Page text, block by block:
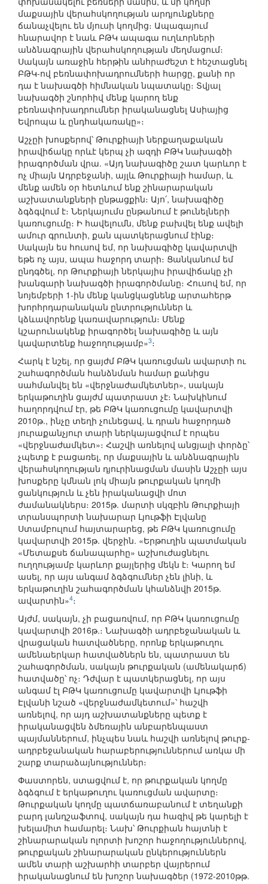
մաքսային վերահսկողության արդյունքները
ճանաչվելու են մյուսի կողմից։ Ապագայում
հնարավոր է նաև ԲԹԿ ապագա ուղևորների
անձնագրային վերահսկողության մեղմացում։
Սակայն առաջին հերթին անհրաժեշտ է հեշտացնել
ԲԹԿ-ով բեռնափոխադրումների հարցը, քանի որ
դա է նախագծի հիմնական նպատակը։ Տվյալ
նախագծի շնորհիվ մենք կարող ենք
բեռնափոխադրումներ իրականացնել Ասիայից
Եվրոպա և ընդհակառակը»։
Աշչըի խոսքերով՝ Թուրքիայի ներքաղաքական
իրավիճակը որևէ կերպ չի ազդի ԲԹԿ նախագծի
իրագործման վրա. «Այդ նախագիծը շատ կարևոր է
ոչ միայն Ադրբեջանի, այլև Թուրքիայի համար, և
մենք ամեն օր հետևում ենք շինարարական
աշխատանքների ընթացքին։ Այո՛, նախագիծը
ձգձգվում է։ Ներկայումս ընթանում է թունելների
կառուցումը։ Ի հավելումն, մենք բախվել ենք ավելի
ամուր գրունտի, քան պատկերացնում էինք։
Սակայն ես հուսով եմ, որ նախագիծը կավարտվի
եթե ոչ այս, ապա հաջորդ տարի։ Ցանկանում եմ
ընդգծել, որ Թուրքիայի ներկայիս իրավիճակը չի
խանգարի նախագծի իրագործմանը։ Հուսով եմ, որ
նոյեմբերի 1-ին մենք կանցկացնենք արտահերթ
խորհրդարանական ընտրություններ և
կձևավորենք կառավարություն։ Մենք
կշարունակենք իրագործել նախագիծը և այն
կավարտենք հաջողությամբ»3։
Հարկ է նշել, որ ցայժմ ԲԹԿ կառուցման ավարտի ու
շահագործման հանձնման համար քանիցս
սահմանվել են «վերջնաժամկետներ», սակայն
երկաթուղին ցայժմ պատրաստ չէ։ Նախկինում
հաղորդվում էր, թե ԲԹԿ կառուցումը կավարտվի
2010թ., ինչը տեղի չունեցավ, և դրան հաջորդած
յուրաքանչյուր տարի ներկայացվում է որպես
«վերջնաժամկետ»։ Հաշվի առնելով անցյալի փորձը՝
չպետք է բացառել, որ մաքսային և անձնագրային
վերահսկողության դյուրինացման մասին Աշչըի այս
խոսքերը կմնան լոկ միայն թուրքական կողմի
ցանկություն և չեն իրականացվի մոտ
ժամանակներս։ 2015թ. մարտի սկզբին Թուրքիայի
տրանսպորտի նախարար Լյութֆի Էլվանը
Ստամբուլում հայտարարեց, թե ԲԹԿ կառուցումը
կավարտվի 2015թ. վերջին. «Երթուղին պատմական
«Մետաքսե ճանապարհը» աշխուժացնելու
ուղղությամբ կարևոր քայլերից մեկն է։ Կարող եմ
ասել, որ այս անգամ ձգձգումներ չեն լինի, և
երկաթուղին շահագործման կհանձնվի 2015թ.
ավարտին»4։
Այժմ, սակայն, չի բացառվում, որ ԲԹԿ կառուցումը
կավարտվի 2016թ.։ Նախագծի ադրբեջանական և
վրացական հատվածները, որոնք երկաթուղու
ամենաերկար հատվածներն են, պատրաստ են
շահագործման, սակայն թուրքական (ամենակարճ)
հատվածը՝ ոչ։ Դժվար է պատկերացնել, որ այս
անգամ էլ ԲԹԿ կառուցումը կավարտվի Լյութֆի
Էլվանի նշած «վերջնաժամկետում»՝ հաշվի
առնելով, որ այդ աշխատանքները պետք է
իրականացվեն ձմեռային անբարենպաստ
պայմաններում, ինչպես նաև հաշվի առնելով թուրք-
ադրբեջանական հարաբերություններում առկա մի
շարք տարաձայնություններ։
Փաստորեն, ստացվում է, որ թուրքական կողմը
ձգձգում է երկաթուղու կառուցման ավարտը։
Թուրքական կողմը պատճառաբանում է տեղանքի
բարդ լանդշաֆտով, սակայն դա հազիվ թե կարելի է
խելամիտ համարել։ Նախ՝ Թուրքիան հայտնի է
շինարարական ոլորտի խոշոր հաջողություններով,
թուրքական շինարարական ընկերություններն
ամեն տարի աշխարհի տարբեր վայրերում
իրականացնում են խոշոր նախագծեր (1972-2010թթ.